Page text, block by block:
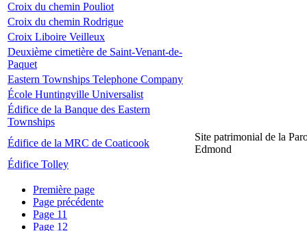
Croix du chemin Pouliot
Croix du chemin Rodrigue
Croix Liboire Veilleux
Deuxième cimetière de Saint-Venant-de-
Paquet
Eastern Townships Telephone Company
École Huntingville Universalist
Édifice de la Banque des Eastern
Townships
Édifice de la MRC de Coaticook
Site patrimonial de la
Edmond
Édifice Tolley
Première page
Page précédente
Page 11
Page 12